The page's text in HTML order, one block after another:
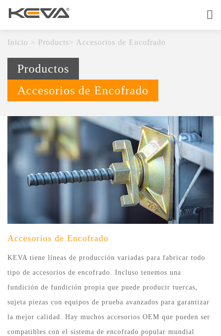
Sobre
Servicio De OEM
Contáctenos
Inicio > Products> Accesorios de Encofrado
Productos
Accesorios de Encofrado
Accesorios de Encofrado
KEVA tiene líneas de producción variadas para fabricar todo
tipo de accesorios de encofrado. Incluso tenemos una
fundición de fundición propia que puede producir tuercas,
sujeta piezas con equipos de prueba avanzados para garantizar
la mejor calidad. Hay muchos accesorios OEM que pueden ser
compatibles con el sistema de encofrado popular mundial